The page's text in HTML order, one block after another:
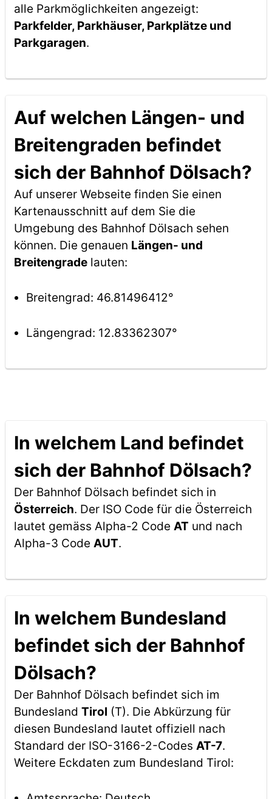
alle Parkmöglichkeiten angezeigt:
Parkfelder, Parkhäuser, Parkplätze und
Parkgaragen.
Auf welchen Längen- und
Breitengraden befindet
sich der Bahnhof Dölsach?
Auf unserer Webseite finden Sie einen
Kartenausschnitt auf dem Sie die
Umgebung des Bahnhof Dölsach sehen
können. Die genauen Längen- und
Breitengradelauten:
Breitengrad: 46.81496412°
Längengrad: 12.83362307°
In welchem Land befindet
sich der Bahnhof Dölsach?
Der Bahnhof Dölsach befindet sich in
Österreich. Der ISO Code für die Österreich
lautet gemäss Alpha-2 Code AT und nach
Alpha-3 Code AUT.
In welchem Bundesland
befindet sich der Bahnhof
Dölsach?
Der Bahnhof Dölsach befindet sich im
Bundesland Tirol (T). Die Abkürzung für
diesen Bundesland lautet offiziell nach
Standard der ISO-3166-2-Codes AT-7.
Weitere Eckdaten zum Bundesland Tirol: